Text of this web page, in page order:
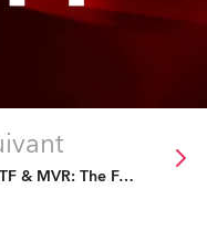
GDTF & MVR: The Future Is Fixed